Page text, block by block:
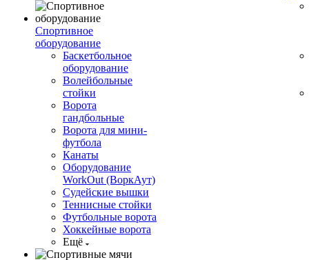
Спортивное
оборудование
Баскетбольное
оборудование
Волейбольные
стойки
Ворота
гандбольные
Ворота для мини-
футбола
Канаты
Оборудование
WorkOut (ВоркАут)
Судейские вышки
Теннисные стойки
Футбольные ворота
Хоккейные ворота
Ещё